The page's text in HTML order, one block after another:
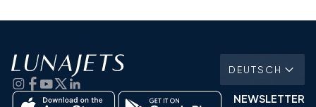
DEUTSCH
NEWSLETTER